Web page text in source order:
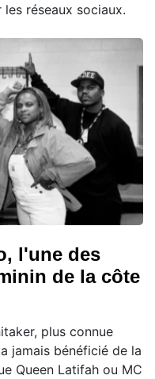
réseaux sociaux.
l'une des
de la côte
plus connue
jamais bénéficié de la
Queen Latifah ou MC